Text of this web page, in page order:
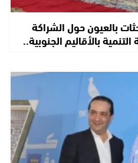
بالعيون حول الشراكة
بالأقاليم الجنوبية..